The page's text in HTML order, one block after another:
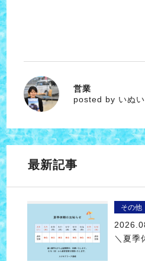
いぬい
営業
posted by いぬい
最新記事
その他
＼夏季